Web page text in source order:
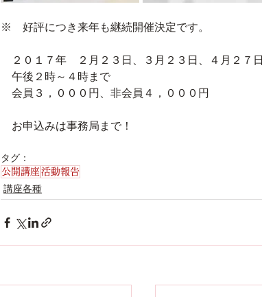
※　好評につき来年も継続開催決定です。
２０１７年　２月２３日、３月２３日、４月２７日
午後２時～４時まで
会員３，０００円、非会員４，０００円
お申込みは事務局まで！
タグ：
公開講座 活動報告
講座各種